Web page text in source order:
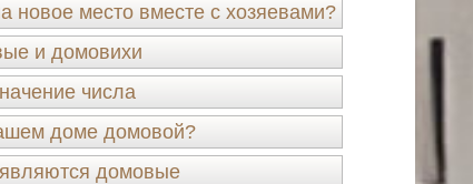
место вместе с хозяевами?
и домовихи
числа
доме домовой?
домовые